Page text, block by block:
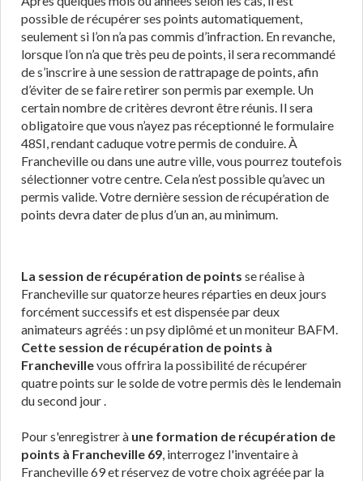
possible de récupérer ses points automatiquement,
seulement si l’on n’a pas commis d’infraction. En revanche,
lorsque l’on n’a que très peu de points, il sera recommandé
de s’inscrire à une session de rattrapage de points, afin
d’éviter de se faire retirer son permis par exemple. Un
certain nombre de critères devront être réunis. Il sera
obligatoire que vous n’ayez pas réceptionné le formulaire
48SI, rendant caduque votre permis de conduire. À
Francheville ou dans une autre ville, vous pourrez toutefois
sélectionner votre centre. Cela n’est possible qu’avec un
permis valide. Votre dernière session de récupération de
points devra dater de plus d’un an, au minimum.
La session de récupération de points se réalise à
Francheville sur quatorze heures réparties en deux jours
forcément successifs et est dispensée par deux
animateurs agréés : un psy diplômé et un moniteur BAFM.
Cette session de récupération de points à
Franchevillevous offrira la possibilité de récupérer
quatre points sur le solde de votre permis dès le lendemain
du second jour .
Pour s'enregistrer à une formation de récupération de
points à Francheville 69, interrogez l'inventaire à
Francheville 69 et réservez de votre choix agréée par la